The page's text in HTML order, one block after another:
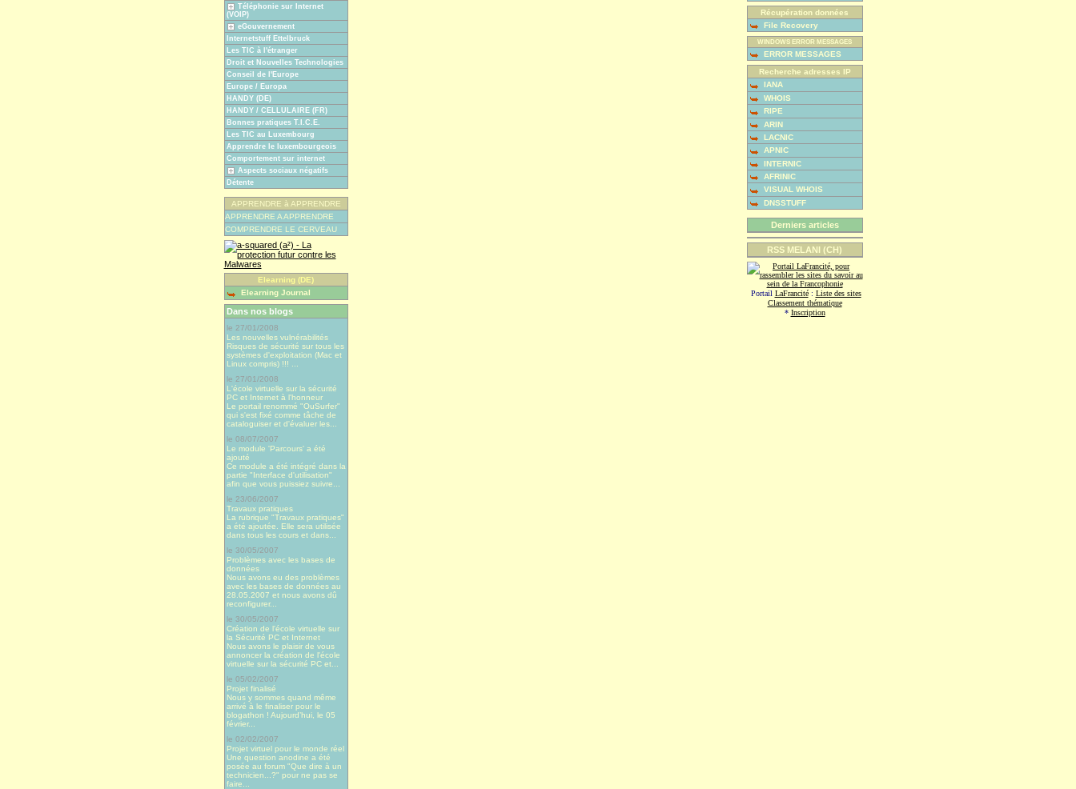
Téléphonie sur Internet
(VOIP)
eGouvernement
Internetstuff Ettelbruck
Les TIC à l'étranger
Droit et Nouvelles Technologies
Conseil de l'Europe
Europe / Europa
HANDY (DE)
HANDY / CELLULAIRE (FR)
Bonnes pratiques T.I.C.E.
Les TIC au Luxembourg
Apprendre le luxembourgeois
Comportement sur internet
Aspects sociaux négatifs
Détente
APPRENDRE à APPRENDRE
APPRENDRE A APPRENDRE
COMPRENDRE LE CERVEAU
Elearning (DE)
Elearning Journal
Dans nos blogs
le 27/01/2008
Les nouvelles vulnérabilités
Risques de sécurité sur tous les
systèmes d'exploitation (Mac et
Linux compris) !!! ...
le 27/01/2008
L'école virtuelle sur la sécurité
PC et Internet à l'honneur
Le portail renommé "OuSurfer"
qui s'est fixé comme tâche de
cataloguiser et d'évaluer les...
le 08/07/2007
Le module 'Parcours' a été
ajouté
Ce module a été intégré dans la
partie "Interface d'utilisation"
afin que vous puissiez suivre...
le 23/06/2007
Travaux pratiques
La rubrique "Travaux pratiques"
a été ajoutée. Elle sera utilisée
dans tous les cours et dans...
le 30/05/2007
Problèmes avec les bases de
données
Nous avons eu des problèmes
avec les bases de données au
28.05.2007 et nous avons dû
reconfigurer...
le 30/05/2007
Création de l'école virtuelle sur
la Sécurité PC et Internet
Nous avons le plaisir de vous
annoncer la création de l'école
virtuelle sur la sécurité PC et...
le 05/02/2007
Projet finalisé
Nous y sommes quand même
arrivé à le finaliser pour le
blogathon ! Aujourd’hui, le 05
février...
le 02/02/2007
Projet virtuel pour le monde réel
Une question anodine a été
posée au forum "Que dire à un
technicien...?" pour ne pas se
faire...
Récupération données
File Recovery
WINDOWS ERROR MESSAGES
ERROR MESSAGES
Recherche adresses IP
IANA
WHOIS
RIPE
ARIN
LACNIC
APNIC
INTERNIC
AFRINIC
VISUAL WHOIS
DNSSTUFF
Derniers articles
RSS MELANI (CH)
Portail LaFrancité: Liste des sites
Classement thématique
* Inscription